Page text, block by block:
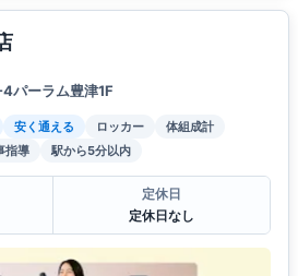
パーラム豊津1F
安く通える ロッカー
体組成計
指導 駅から5分以内
定休日
定休日なし